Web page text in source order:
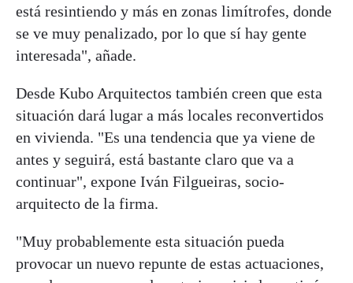
está resintiendo y más en zonas limítrofes, donde
se ve muy penalizado, por lo que sí hay gente
interesada", añade.
Desde Kubo Arquitectos también creen que esta
situación dará lugar a más locales reconvertidos
en vivienda. "Es una tendencia que ya viene de
antes y seguirá, está bastante claro que va a
continuar", expone Iván Filgueiras, socio-
arquitecto de la firma.
"Muy probablemente esta situación pueda
provocar un nuevo repunte de estas actuaciones,